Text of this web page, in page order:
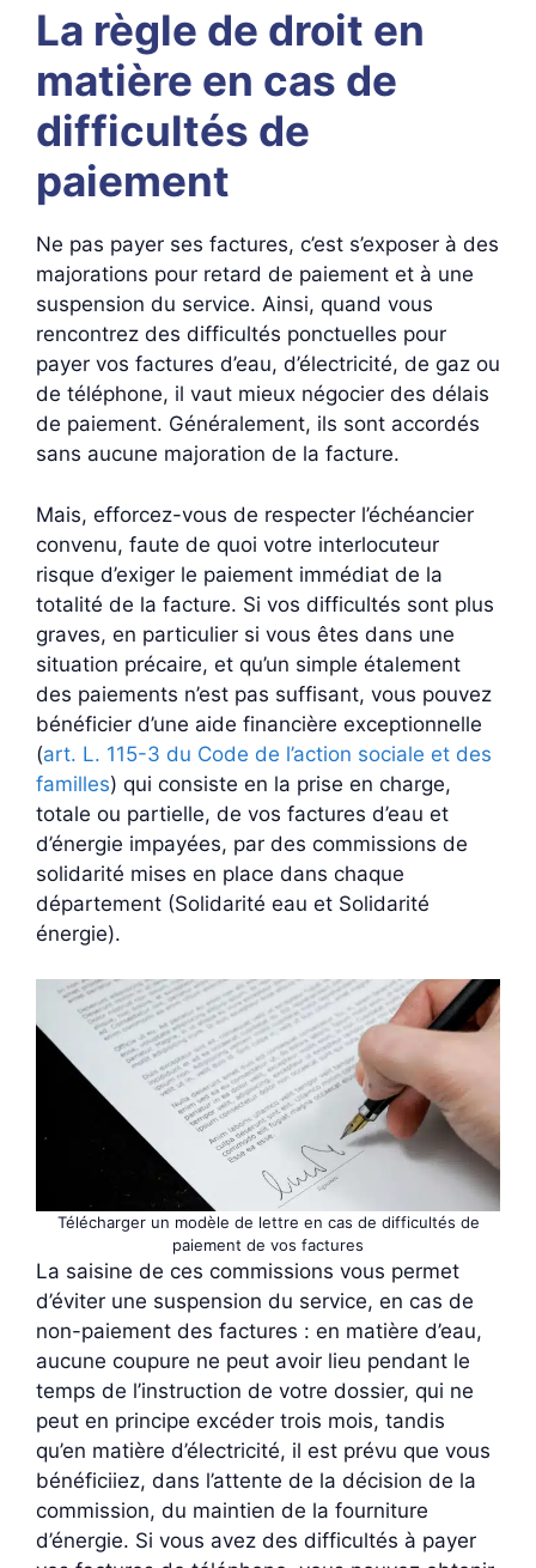
La règle de droit en
matière en cas de
difficultés de
paiement
Ne pas payer ses factures, c’est s’exposer à des
majorations pour retard de paiement et à une
suspension du service. Ainsi, quand vous
rencontrez des difficultés ponctuelles pour
payer vos factures d’eau, d’électricité, de gaz ou
de téléphone, il vaut mieux négocier des délais
de paiement. Généralement, ils sont accordés
sans aucune majoration de la facture.
Mais, efforcez-vous de respecter l’échéancier
convenu, faute de quoi votre interlocuteur
risque d’exiger le paiement immédiat de la
totalité de la facture. Si vos difficultés sont plus
graves, en particulier si vous êtes dans une
situation précaire, et qu’un simple étalement
des paiements n’est pas suffisant, vous pouvez
bénéficier d’une aide financière exceptionnelle
(art. L. 115-3 du Code de l’action sociale et des
familles) qui consiste en la prise en charge,
totale ou partielle, de vos factures d’eau et
d’énergie impayées, par des commissions de
solidarité mises en place dans chaque
département (Solidarité eau et Solidarité
énergie).
Télécharger un modèle de lettre en cas de difficultés de
paiement de vos factures
La saisine de ces commissions vous permet
d’éviter une suspension du service, en cas de
non-paiement des factures : en matière d’eau,
aucune coupure ne peut avoir lieu pendant le
temps de l’instruction de votre dossier, qui ne
peut en principe excéder trois mois, tandis
qu’en matière d’électricité, il est prévu que vous
bénéficiiez, dans l’attente de la décision de la
commission, du maintien de la fourniture
d’énergie. Si vous avez des difficultés à payer